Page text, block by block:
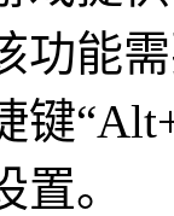
功能
键
置。